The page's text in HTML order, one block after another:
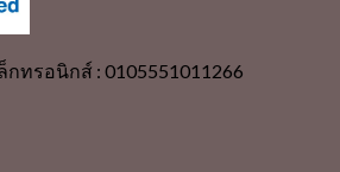
ทรอนิกส์ : 0105551011266